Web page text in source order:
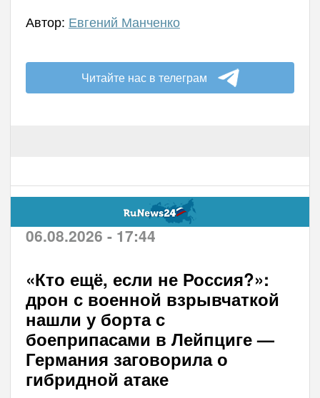
Автор: Евгений Манченко
Читайте нас в телеграм
06.08.2026 - 17:44
«Кто ещё, если не Россия?»:
дрон с военной взрывчаткой
нашли у борта с
боеприпасами в Лейпциге —
Германия заговорила о
гибридной атаке